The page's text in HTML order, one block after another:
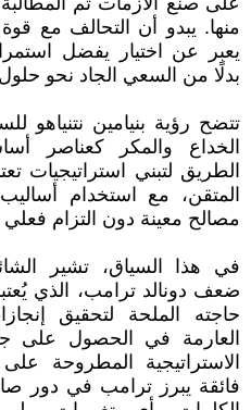
منها. يبدو أن التحالف مع
يعبر عن اختيار يفضل
بدلًا من السعي الجاد نحو
تتضح رؤية بنيامين نتنياهو
الخداع والمكر كعناصر
الطريق لتبني استراتيجيات
المتقن، مع استخدام
مصالح معينة دون التزام
في هذا السياق، تشير
ضعف دونالد ترامب، الذي
حاجته الملحة لتحقيق
العارمة في الحصول على
الاستراتيجية المطروحة
فائقة يبرز ترامب في دور